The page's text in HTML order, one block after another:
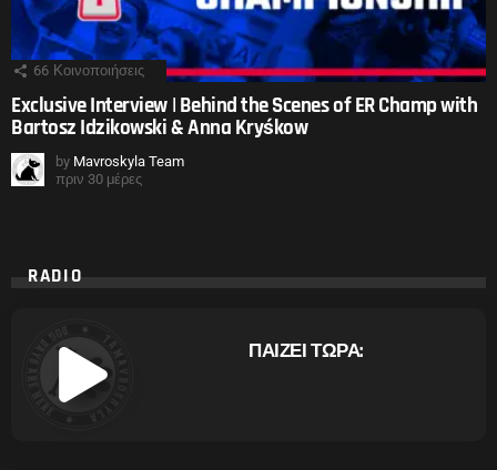
66 Κοινοποιήσεις
Exclusive Interview | Behind the Scenes of ER Champ with
Bartosz Idzikowski & Anna Kryśkow
by Mavroskyla Team
πριν 30 μέρες
RADIO
ΠΑΙΖΕΙ ΤΩΡΑ: